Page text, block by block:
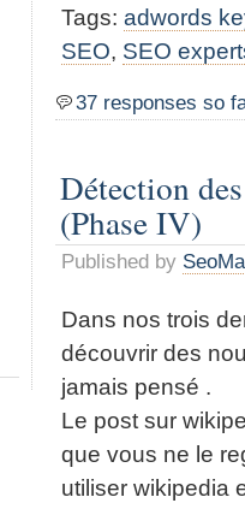
Tags: adwords
SEO, SEO
37 responses so
Détection
(Phase IV)
Published by
Dans nos trois
découvrir des
jamais pensé .
Le post sur
que vous ne le
utiliser wikipedia